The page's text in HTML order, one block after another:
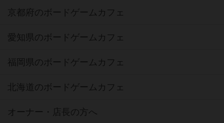
京都府のボードゲームカフェ
愛知県のボードゲームカフェ
福岡県のボードゲームカフェ
北海道のボードゲームカフェ
オーナー・店長の方へ